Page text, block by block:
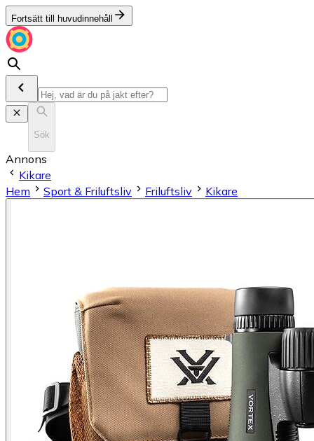
Fortsätt till huvudinnehåll
Sök
Annons
Kikare
Hem
Sport & Friluftsliv Friluftsliv Kikare